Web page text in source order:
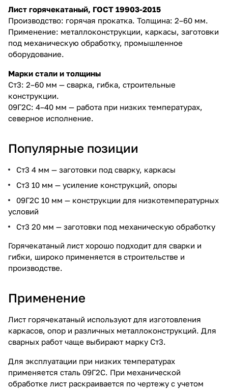
Лист горячекатаный, ГОСТ 19903-2015
Производство: горячая прокатка. Толщина: 2–60 мм.
Применение: металлоконструкции, каркасы, заготовки
под механическую обработку, промышленное
оборудование.
Марки стали и толщины
Ст3: 2–60 мм — сварка, гибка, строительные
конструкции.
09Г2С: 4–40 мм — работа при низких температурах,
северное исполнение.
Популярные позиции
Ст3 4 мм — заготовки под сварку, каркасы
Ст3 10 мм — усиление конструкций, опоры
09Г2С 10 мм — конструкции для низкотемпературных
условий
Ст3 20 мм — заготовки под механическую обработку
Горячекатаный лист хорошо подходит для сварки и
гибки, широко применяется в строительстве и
производстве.
Применение
Лист горячекатаный используют для изготовления
каркасов, опор и различных металлоконструкций. Для
сварных работ чаще выбирают марку Ст3.
Для эксплуатации при низких температурах
применяется сталь 09Г2С. При механической
обработке лист раскраивается по чертежу с учетом